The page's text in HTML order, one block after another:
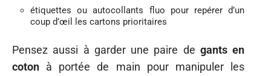
étiquettes ou autocollants fluo pour repérer d’un
coup d’œil les cartons prioritaires
Pensez aussi à garder une paire de gants en
coton à portée de main pour manipuler les